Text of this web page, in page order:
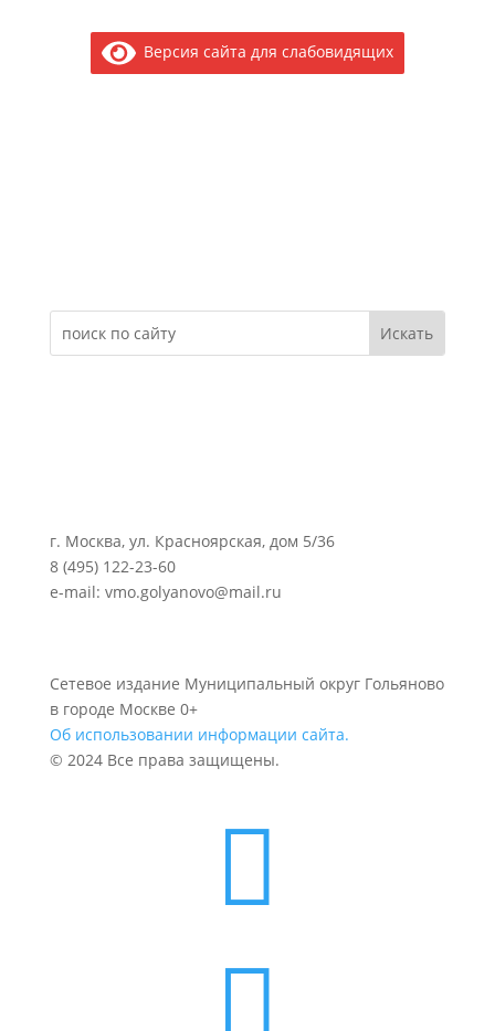
Версия сайта для слабовидящих
г. Москва, ул. Красноярская, дом 5/36
8 (495) 122-23-60
e-mail: vmo.golyanovo@mail.ru
Сетевое издание Муниципальный округ Гольяново
в городе Москве 0+
Об использовании информации сайта.
© 2024 Все права защищены.

